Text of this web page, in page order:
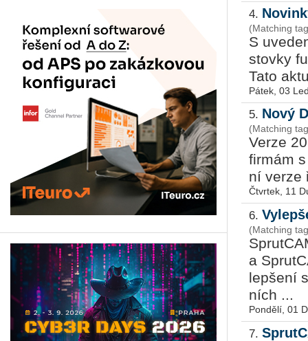
4.
(Matching
S
stov­ky
Tato
Pátek, 03
5. Nový
(Matching
Verze
fir­mám
ní verze
Čtvrtek, 11
6.
(Matching
a
lep­še­ní
ních ...
Pondělí, 01
7.